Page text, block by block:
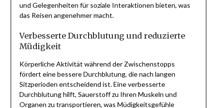
und Gelegenheiten für soziale Interaktionen bieten, was
das Reisen angenehmer macht.
Verbesserte Durchblutung und reduzierte
Müdigkeit
Körperliche Aktivität während der Zwischenstopps
fördert eine bessere Durchblutung, die nach langen
Sitzperioden entscheidend ist. Eine verbesserte
Durchblutung hilft, Sauerstoff zu Ihren Muskeln und
Organen zu transportieren, was Müdigkeitsgefühle